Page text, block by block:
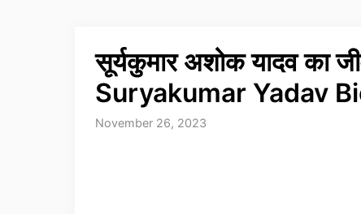
सूर्यकुमार अशोक यादव का
Suryakumar Yadav
November 26, 2023